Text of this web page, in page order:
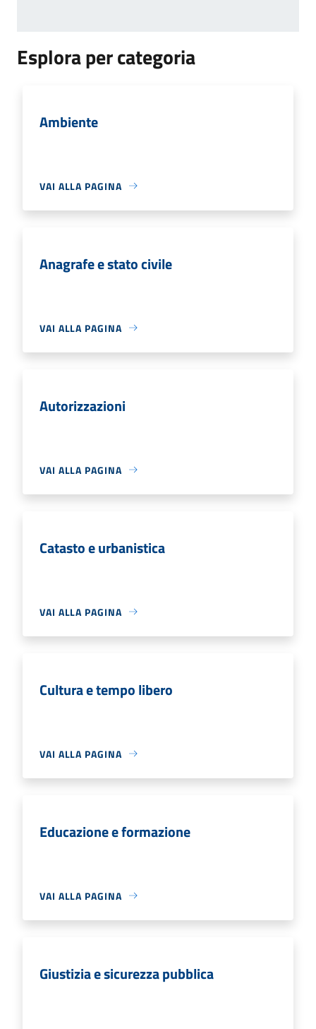
Esplora per categoria
Ambiente
VAI ALLA PAGINA
Anagrafe e stato civile
VAI ALLA PAGINA
Autorizzazioni
VAI ALLA PAGINA
Catasto e urbanistica
VAI ALLA PAGINA
Cultura e tempo libero
VAI ALLA PAGINA
Educazione e formazione
VAI ALLA PAGINA
Giustizia e sicurezza pubblica